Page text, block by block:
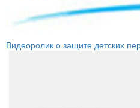
Видеоролик о защите детских